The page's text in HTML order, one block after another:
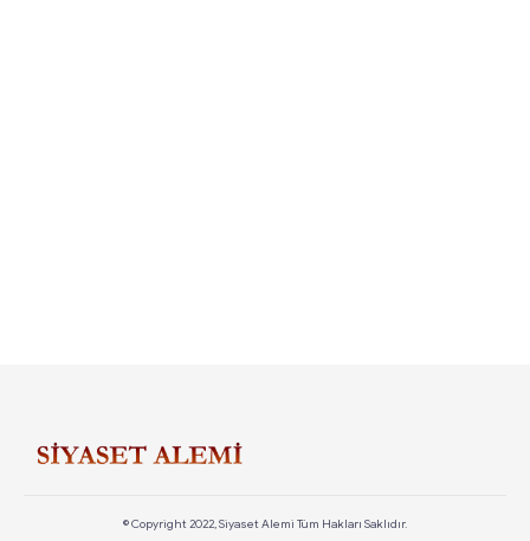
© Copyright 2022, Siyaset Alemi Tüm Hakları Saklıdır.